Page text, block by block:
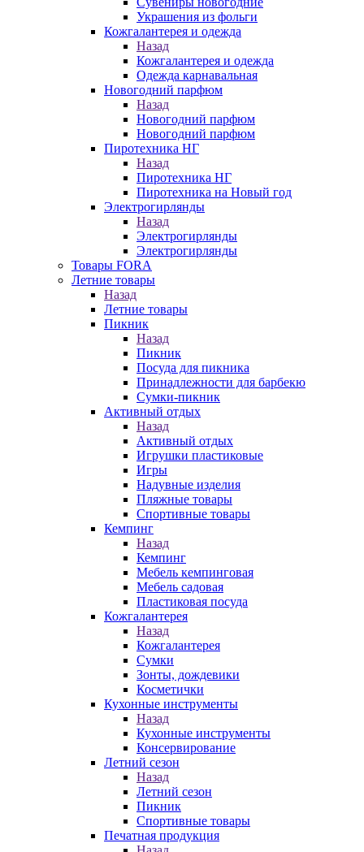
Украшения из фольги
Кожгалантерея и одежда
Назад
Кожгалантерея и одежда
Одежда карнавальная
Новогодний парфюм
Назад
Новогодний парфюм
Новогодний парфюм
Пиротехника НГ
Назад
Пиротехника НГ
Пиротехника на Новый год
Электрогирлянды
Назад
Электрогирлянды
Электрогирлянды
Товары FORA
Летние товары
Назад
Летние товары
Пикник
Назад
Пикник
Посуда для пикника
Принадлежности для барбекю
Сумки-пикник
Активный отдых
Назад
Активный отдых
Игрушки пластиковые
Игры
Надувные изделия
Пляжные товары
Спортивные товары
Кемпинг
Назад
Кемпинг
Мебель кемпинговая
Мебель садовая
Пластиковая посуда
Кожгалантерея
Назад
Кожгалантерея
Сумки
Зонты, дождевики
Косметички
Кухонные инструменты
Назад
Кухонные инструменты
Консервирование
Летний сезон
Назад
Летний сезон
Пикник
Спортивные товары
Печатная продукция